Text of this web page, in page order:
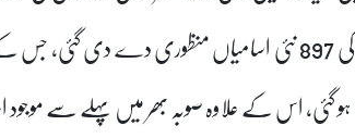
فارماسسٹس کی 897 نئی اسامیاں منظوری دے دی